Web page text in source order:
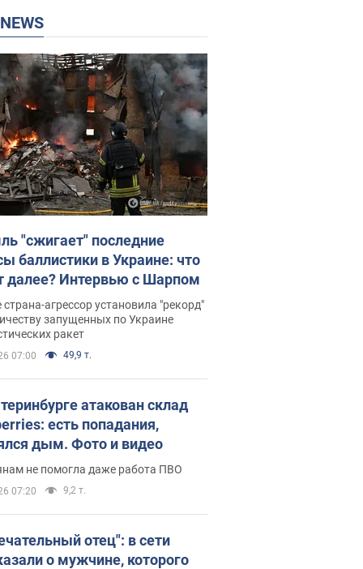
NEWS
"сжигает" последние
баллистики в Украине: что
далее? Интервью с Шарпом
агрессор установила "рекорд"
запущенных по Украине
ракет
07:00 49,9 т.
атакован склад
есть попадания,
дым. Фото и видео
не помогла даже работа ПВО
07:20 9,2 т.
отец": в сети
о мужчине, которого